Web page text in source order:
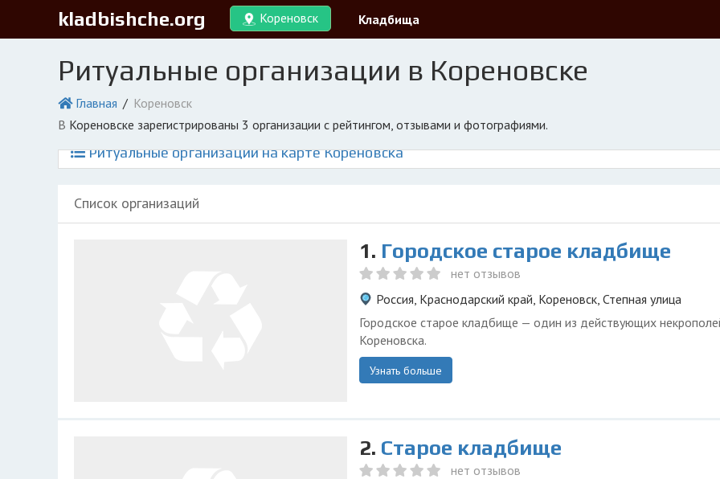
kladbishche.org Кореновск Кладбища
Ритуальные организации в Кореновске
Главная
Кореновск
в Кореновске зарегистрированы 3 организации с рейтингом, отзывами и фотографиями.
Ритуальные организации на карте Кореновска
Список организаций
1. Городское старое кладбище
нет отзывов
Россия, Краснодарский край, Кореновск, Степная улица
Городское старое кладбище — один из действующих
Кореновска.
Узнать больше
2. Старое кладбище
нет отзывов